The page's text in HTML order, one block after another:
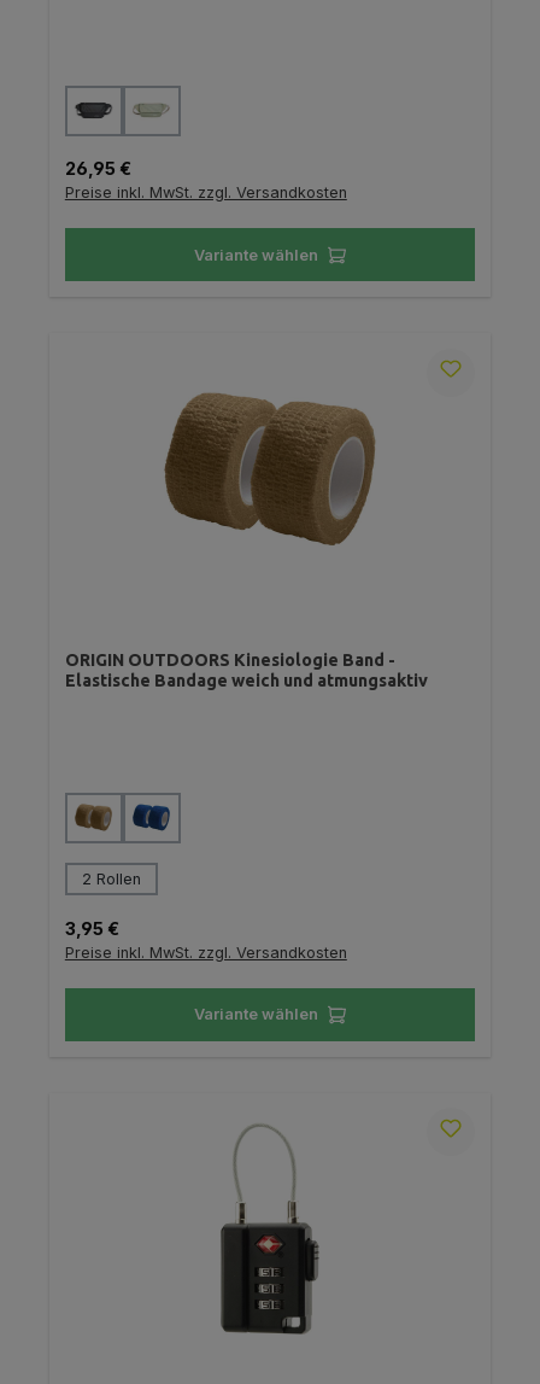
Farbe auswählen
Regulärer Preis:
26,95 €
Preise inkl. MwSt. zzgl. Versandkosten
Variante wählen
ORIGIN OUTDOORS Kinesiologie Band -
Elastische Bandage weich und atmungsaktiv
Farbe auswählen
Variante
2 Rollen
Regulärer Preis:
3,95 €
Preise inkl. MwSt. zzgl. Versandkosten
Variante wählen